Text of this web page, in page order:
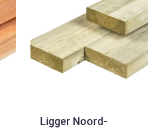
Ligger Noord-